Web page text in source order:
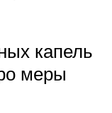
капель
меры